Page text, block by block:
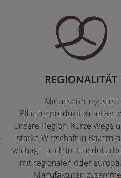
REGIONALITÄT
Mit unserer eigenen
Pflanzenproduktion setzen
unsere Region. Kurze Wege
starke Wirtschaft in Bayern
wichtig – auch im Handel
mit regionalen oder
Manufakturen